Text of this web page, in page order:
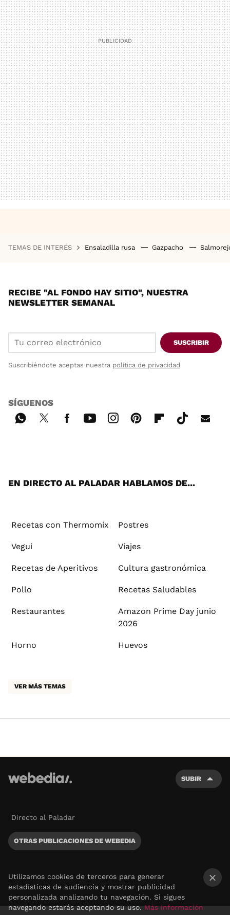
TEMAS DE INTERÉS Ensaladilla rusa Gazpacho
RECIBE "AL FONDO HAY SITIO", NUESTRA
NEWSLETTER SEMANAL
SUSCRIBIR
Suscribiéndote aceptas nuestra política de privacidad
SÍGUENOS
EN DIRECTO AL PALADAR HABLAMOS DE...
Recetas con Thermomix Postres
Vegui Viajes
Recetas de Aperitivos Cultura gastronómica
Pollo Recetas Saludables
Restaurantes
Amazon Prime Day junio
2026
Horno Huevos
VER MÁS TEMAS
SUBIR
Directo al Paladar
OTRAS PUBLICACIONES DE WEBEDIA
Utilizamos cookies de terceros para generar
estadísticas de audiencia y mostrar publicidad
personalizada analizando tu navegación. Si sigues
navegando estarás aceptando su uso.Más información